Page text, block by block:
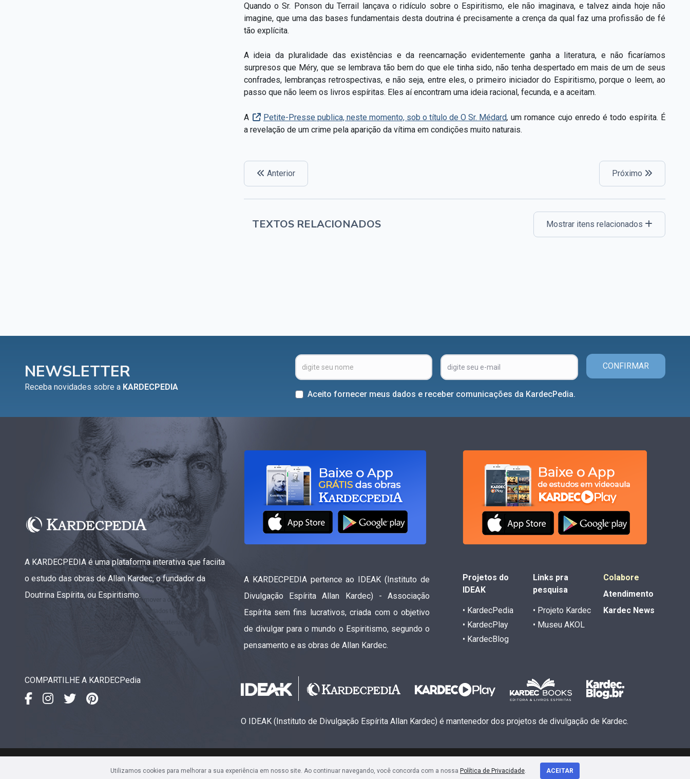
Quando o Sr. Ponson du Terrail lançava o ridículo sobre o Espiritismo, ele não imaginava, e talvez ainda hoje não
imagine, que uma das bases fundamentais desta doutrina é precisamente a crença da qual faz uma profissão de fé
tão explícita.
A ideia da pluralidade das existências e da reencarnação evidentemente ganha a literatura, e não ficaríamos
surpresos que Méry, que se lembrava tão bem do que ele tinha sido, não tenha despertado em mais de um de seus
confrades, lembranças retrospectivas, e não seja, entre eles, o primeiro iniciador do Espiritismo, porque o leem, ao
passo que não leem os livros espíritas. Eles aí encontram uma ideia racional, fecunda, e a aceitam.
A Petite-Presse publica, neste momento, sob o título de O Sr. Médard,um romance cujo enredo é todo espírita. É
a revelação de um crime pela aparição da vítima em condições muito naturais.
Anterior Próximo
TEXTOS RELACIONADOS Mostrar itens relacionados
NEWSLETTER
Receba novidades sobre a KARDECPEDIA
CONFIRMAR
Aceito fornecer meus dados e receber comunicações da KardecPedia.
A KARDECPEDIA é uma plataforma interativa que faciita
o estudo das obras de Allan Kardec, o fundador da
Doutrina Espírita, ou Espiritismo.
A KARDECPEDIA pertence ao IDEAK (Instituto de
Divulgação Espírita Allan Kardec) - Associação
Espírita sem fins lucrativos, criada com o objetivo
de divulgar para o mundo o Espiritismo, segundo o
pensamento e as obras de Allan Kardec.
Projetos do
IDEAK
• KardecPedia
• KardecPlay
• KardecBlog
Links pra
pesquisa
• Projeto Kardec
• Museu AKOL
Colabore
Atendimento
Kardec News
COMPARTILHE A KARDECPedia
O IDEAK (Instituto de Divulgação Espírita Allan Kardec) é mantenedor dos projetos de divulgação de Kardec.
Av. Sete de Setembro, 4923 • Sala 1704 • Centro • CEP 80240-000 • Curitiba, PR
Utilizamos cookies para melhorar a sua experiência em nosso site. Ao continuar navegando, você concorda com a nossa Política de Privacidade. ACEITAR